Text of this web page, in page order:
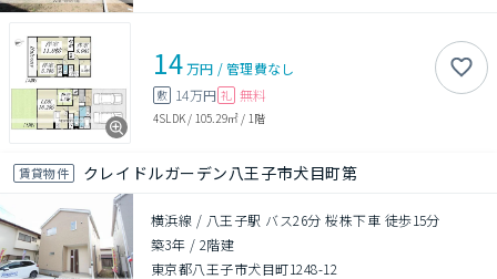
14万円 /管理費なし
敷 14万円 礼 無料
4SLDK / 105.29㎡ / 1階
賃貸物件 クレイドルガーデン八王子市犬目町第
横浜線 / 八王子駅 バス26分 桜株下車 徒歩15分
築3年 / 2階建
東京都八王子市犬目町1248-12